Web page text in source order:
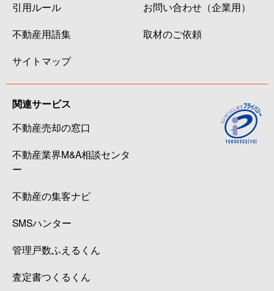
引用ルール
不動産用語集
サイトマップ
お問い合わせ（企業用）
取材のご依頼
関連サービス
不動産売却の窓口
不動産業界M&A相談センタ
ー
不動産の集客ナビ
SMSハンター
管理戸数ふえるくん
査定書つくるくん